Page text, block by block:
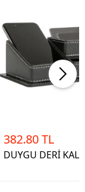
382.80 TL
DUYGU DERİ